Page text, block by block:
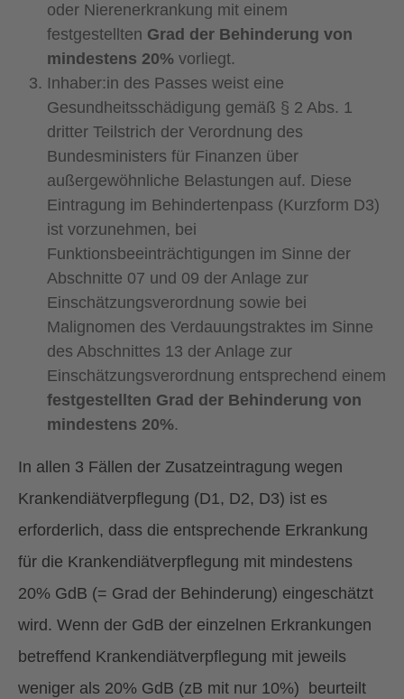
oder Nierenerkrankung mit einem
festgestellten Grad der Behinderung von
mindestens 20% vorliegt.
Inhaber:in des Passes weist eine
Gesundheitsschädigung gemäß § 2 Abs. 1
dritter Teilstrich der Verordnung des
Bundesministers für Finanzen über
außergewöhnliche Belastungen auf. Diese
Eintragung im Behindertenpass (Kurzform D3)
ist vorzunehmen, bei
Funktionsbeeinträchtigungen im Sinne der
Abschnitte 07 und 09 der Anlage zur
Einschätzungsverordnung sowie bei
Malignomen des Verdauungstraktes im Sinne
des Abschnittes 13 der Anlage zur
Einschätzungsverordnung entsprechend einem
festgestellten Grad der Behinderung von
mindestens 20%.
In allen 3 Fällen der Zusatzeintragung wegen
Krankendiätverpflegung (D1, D2, D3) ist es
erforderlich, dass die entsprechende Erkrankung
für die Krankendiätverpflegung mit mindestens
20% GdB (= Grad der Behinderung) eingeschätzt
wird. Wenn der GdB der einzelnen Erkrankungen
betreffend Krankendiätverpflegung mit jeweils
weniger als 20% GdB (zB mit nur 10%) beurteilt